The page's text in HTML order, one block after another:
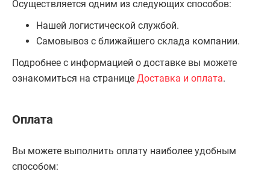
Осуществляется одним из следующих способов:
Нашей логистической службой.
Самовывоз с ближайшего склада компании.
Подробнее с информацией о доставке вы можете
ознакомиться на странице Доставка и оплата.
Оплата
Вы можете выполнить оплату наиболее удобным
способом: